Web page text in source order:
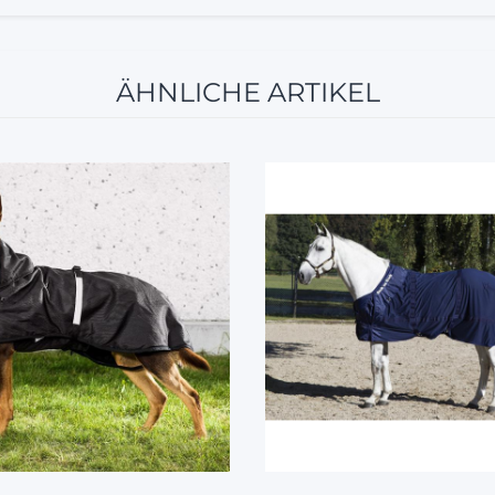
ÄHNLICHE ARTIKEL
5%